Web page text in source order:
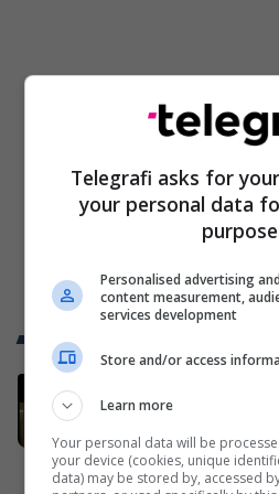
Trend Telegrafi
Nuk kemi
LDK-në
Politikë
Telegrafi asks for
your personal data
Personalised advertising
content measurement,
services development
Store and/or access
Learn more
Your personal data will be
your device (cookies, unique
data) may be stored by, accessed